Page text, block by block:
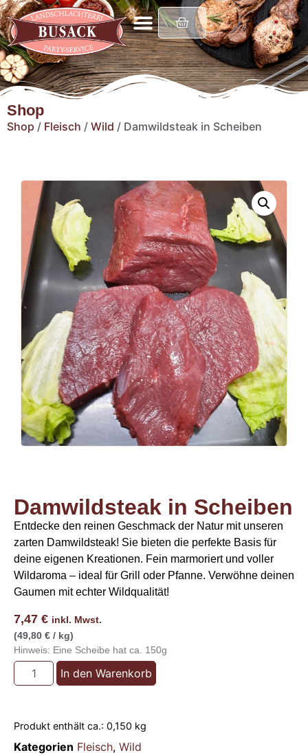
Shop
Shop / Fleisch / Wild / Damwildsteak in Scheiben
Damwildsteak in Scheiben
Entdecke den reinen Geschmack der Natur mit unseren
zarten Damwildsteak! Sie bieten die perfekte Basis für
deine eigenen Kreationen. Fein marmoriert und voller
Wildaroma – ideal für Grill oder Pfanne. Verwöhne deinen
Gaumen mit echter Wildqualität!
7,47 € inkl. Mwst.
(49,80 € / kg)
Hinweis: Eine Scheibe hat ca. 150g
In den Warenkorb
Produkt enthält ca.: 0,150 kg
Kategorien Fleisch, Wild